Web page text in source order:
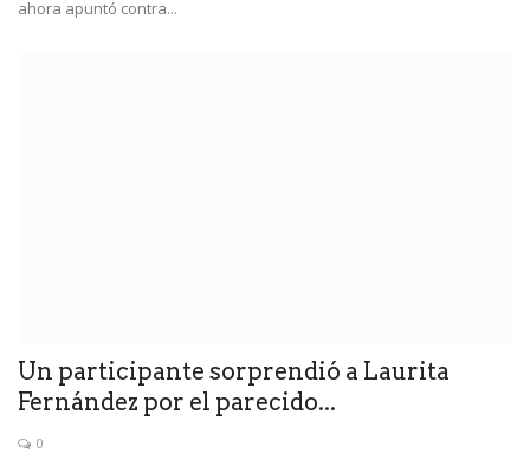
ahora apuntó contra...
Un participante sorprendió a Laurita
Fernández por el parecido...
0